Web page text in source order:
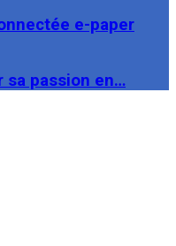
e-paper
sa passion en…